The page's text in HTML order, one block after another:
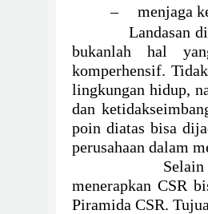
–
menjaga
Landasan
bukanlah hal
komperhensif.
lingkungan hidup,
dan
poin diatas bisa
perusahaan dalam
menerapkan CSR
Piramida CSR.